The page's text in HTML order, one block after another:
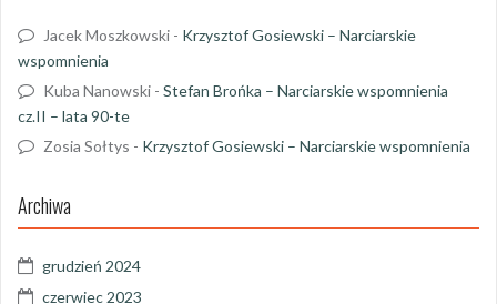
Jacek Moszkowski - Krzysztof Gosiewski – Narciarskie
wspomnienia
Kuba Nanowski - Stefan Brońka – Narciarskie wspomnienia
cz.II – lata 90-te
Zosia Sołtys - Krzysztof Gosiewski – Narciarskie wspomnienia
Archiwa
grudzień 2024
czerwiec 2023